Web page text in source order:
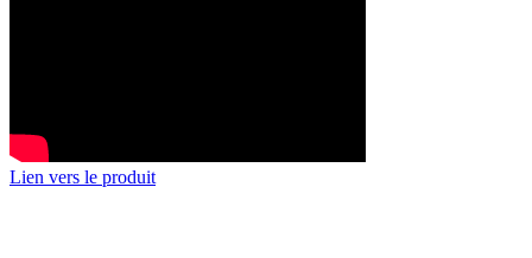
Lien vers le produit